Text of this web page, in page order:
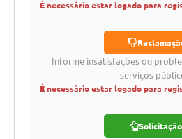
É necessário estar logado para
Informe insatisfações ou
serviços
É necessário estar logado para
Solicitação